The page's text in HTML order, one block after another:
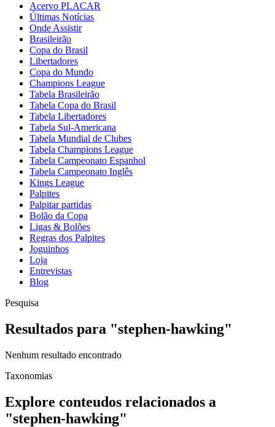
Acervo PLACAR
Últimas Notícias
Onde Assistir
Brasileirão
Copa do Brasil
Libertadores
Copa do Mundo
Champions League
Tabela Brasileirão
Tabela Copa do Brasil
Tabela Libertadores
Tabela Sul-Americana
Tabela Mundial de Clubes
Tabela Champions League
Tabela Campeonato Espanhol
Tabela Campeonato Inglês
Kings League
Palpites
Palpitar partidas
Bolão da Copa
Ligas & Bolões
Regras dos Palpites
Joguinhos
Loja
Entrevistas
Blog
Pesquisa
Resultados para "stephen-hawking"
Nenhum resultado encontrado
Taxonomias
Explore conteudos relacionados a
"stephen-hawking"